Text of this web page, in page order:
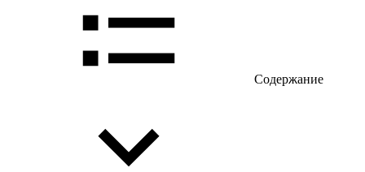
Содержание